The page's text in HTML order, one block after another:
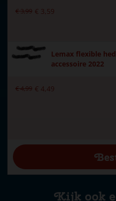
€3,99 € 3,59
Lemax flexible
accessoire 2022
€4,99 € 4,49
Kijk ook